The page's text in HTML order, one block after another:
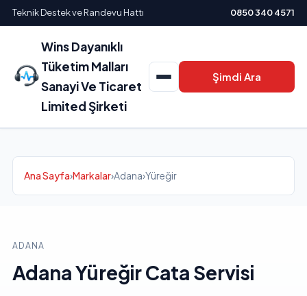
Teknik Destek ve Randevu Hattı 0850 340 4571
Wins Dayanıklı
Tüketim Malları
Sanayi Ve Ticaret
Limited Şirketi
Şimdi Ara
Ana Sayfa›Markalar›Adana›Yüreğir
ADANA
Adana Yüreğir Cata Servisi